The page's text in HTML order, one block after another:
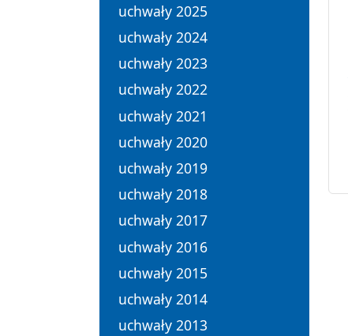
uchwały 2025
uchwały 2024
uchwały 2023
uchwały 2022
uchwały 2021
uchwały 2020
uchwały 2019
uchwały 2018
uchwały 2017
uchwały 2016
uchwały 2015
uchwały 2014
uchwały 2013